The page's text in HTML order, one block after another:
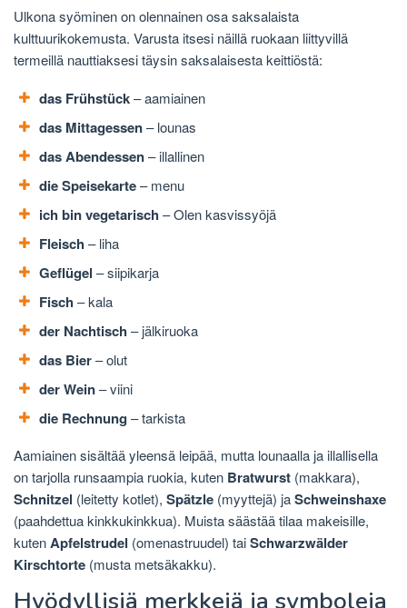
Ulkona syöminen on olennainen osa saksalaista
kulttuurikokemusta. Varusta itsesi näillä ruokaan liittyvillä
termeillä nauttiaksesi täysin saksalaisesta keittiöstä:
das Frühstück– aamiainen
das Mittagessen– lounas
das Abendessen– illallinen
die Speisekarte– menu
ich bin vegetarisch – Olen kasvissyöjä
Fleisch – liha
Geflügel – siipikarja
Fisch – kala
der Nachtisch – jälkiruoka
das Bier– olut
der Wein– viini
die Rechnung – tarkista
Aamiainen sisältää yleensä leipää, mutta lounaalla ja illallisella
on tarjolla runsaampia ruokia, kuten Bratwurst (makkara),
Schnitzel (leitetty kotlet), Spätzle (myyttejä) jaSchweinshaxe
(paahdettua kinkkukinkkua). Muista säästää tilaa makeisille,
kutenApfelstrudel (omenastruudel) taiSchwarzwälder
Kirschtorte (musta metsäkakku).
Hyödyllisiä merkkejä ja symboleja